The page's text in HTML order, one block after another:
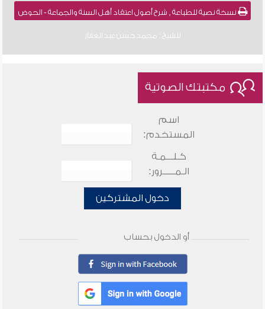
نسخة نصية للطباعة , شرح أصول اعتقاد أهل السنة والجماعة - الحوض
للشيخ : محمد حسن عبد الغفار
مكتبتك الصوتية
اسم
المستخدم:
كـلـــمـة
الـمـــــرور:
دخول المشتركين
أو الدخول بحساب